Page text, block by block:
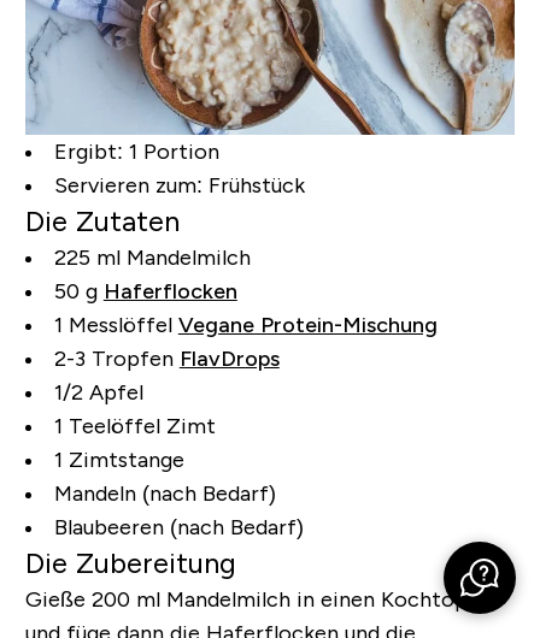
Ergibt: 1 Portion
Servieren zum: Frühstück
Die Zutaten
225 ml Mandelmilch
50 g Haferflocken
1 Messlöffel Vegane Protein-Mischung
2-3 Tropfen FlavDrops
1/2 Apfel
1 Teelöffel Zimt
1 Zimtstange
Mandeln (nach Bedarf)
Blaubeeren (nach Bedarf)
Die Zubereitung
Gieße 200 ml Mandelmilch in einen Kochtopf